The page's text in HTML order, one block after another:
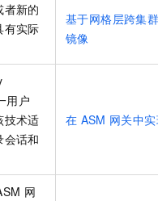
新的
有实际
基于网格层跨集
镜像
用户
技术适
会话和
在 ASM 网关中
网